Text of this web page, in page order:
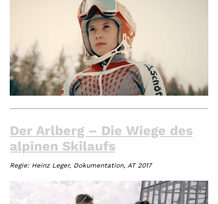
Der Arlberg – Die Wiege des
alpinen Skilaufs
Regie: Heinz Leger, Dokumentation, AT 2017